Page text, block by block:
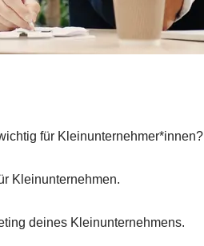
für Kleinunternehmer*innen?
Kleinunternehmen.
deines Kleinunternehmens.